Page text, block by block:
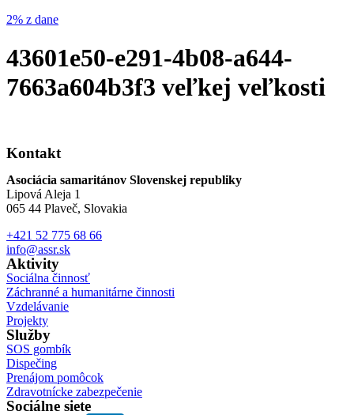
2% z dane
43601e50-e291-4b08-a644-
7663a604b3f3 veľkej veľkosti
Kontakt
Asociácia samaritánov Slovenskej republiky
Lipová Aleja 1
065 44 Plaveč, Slovakia
+421 52 775 68 66
info@assr.sk
Aktivity
Sociálna činnosť
Záchranné a humanitárne činnosti
Vzdelávanie
Projekty
Služby
SOS gombík
Dispečing
Prenájom pomôcok
Zdravotnícke zabezpečenie
Sociálne siete